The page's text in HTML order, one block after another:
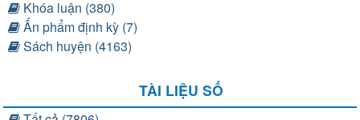
Khóa luận (380)
Ấn phẩm định kỳ (7)
Sách huyện (4163)
TÀI LIỆU SỐ